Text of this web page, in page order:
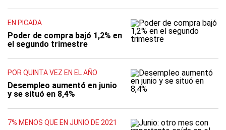
EN PICADA
Poder de compra bajó 1,2% en
el segundo trimestre
POR QUINTA VEZ EN EL AÑO
Desempleo aumentó en junio
y se situó en 8,4%
7% MENOS QUE EN JUNIO DE 2021